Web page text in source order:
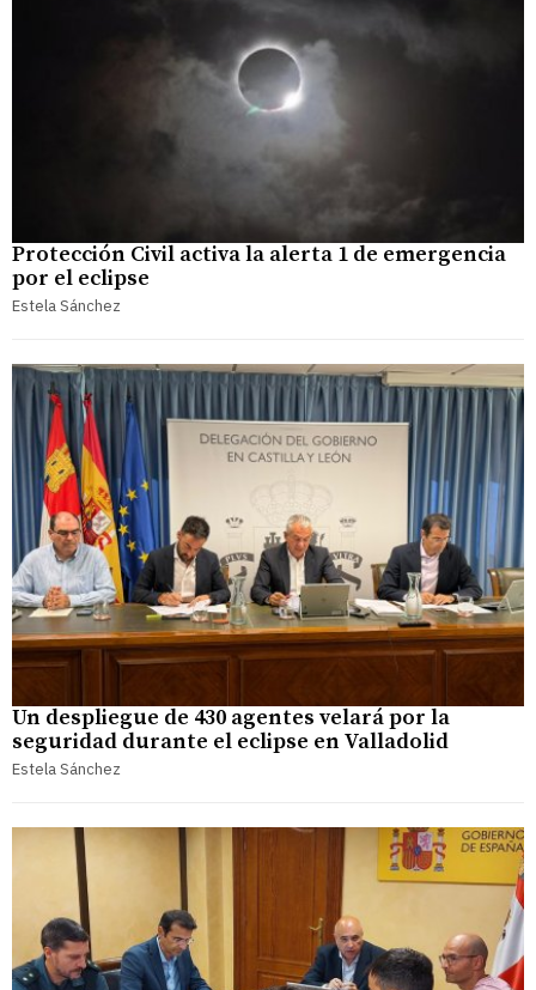
Protección Civil activa la alerta 1 de emergencia
por el eclipse
Estela Sánchez
Un despliegue de 430 agentes velará por la
seguridad durante el eclipse en Valladolid
Estela Sánchez